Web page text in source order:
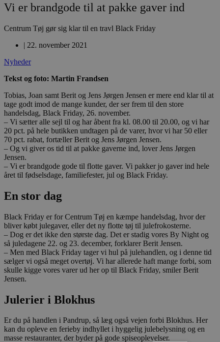
Vi er brandgode til at pakke gaver ind
Centrum Tøj gør sig klar til en travl Black Friday
| 22. november 2021
Nyheder
Tekst og foto: Martin Frandsen
Tobias, Joan samt Berit og Jens Jørgen Jensen er mere end klar til at
tage godt imod de mange kunder, der ser frem til den store
handelsdag, Black Friday, 26. november.
– Vi sætter alle sejl til og har åbent fra kl. 08.00 til 20.00, og vi har
20 pct. på hele butikken undtagen på de varer, hvor vi har 50 eller
70 pct. rabat, fortæller Berit og Jens Jørgen Jensen.
– Og vi giver os tid til at pakke gaverne ind, lover Jens Jørgen
Jensen.
– Vi er brandgode gode til flotte gaver. Vi pakker jo gaver ind hele
året til fødselsdage, familiefester, jul og Black Friday.
En stor dag
Black Friday er for Centrum Tøj en kæmpe handelsdag, hvor der
bliver købt julegaver, eller det ny flotte tøj til julefrokosterne.
– Dog er det ikke den største dag. Det er stadig vores By Night og
så juledagene 22. og 23. december, forklarer Berit Jensen.
– Men med Black Friday tager vi hul på julehandlen, og i denne tid
sælger vi også meget overtøj. Vi har allerede haft mange forbi, som
skulle kigge vores varer ud her op til Black Friday, smiler Berit
Jensen.
Julerier i Blokhus
Er du på handlen i Pandrup, så læg også vejen forbi Blokhus. Her
kan du opleve en ferieby indhyllet i hyggelig julebelysning og en
masse restauranter, der byder på gode spiseoplevelser.